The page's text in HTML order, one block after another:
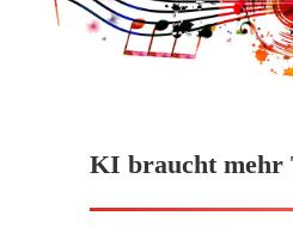
KI braucht mehr